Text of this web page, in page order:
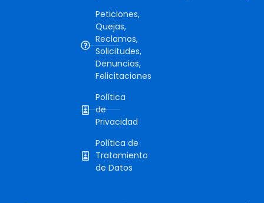
Peticiones,
Quejas,
Reclamos,
Solicitudes,
Denuncias,
Felicitaciones
Política
de
Privacidad
Política de
Tratamiento
de Datos